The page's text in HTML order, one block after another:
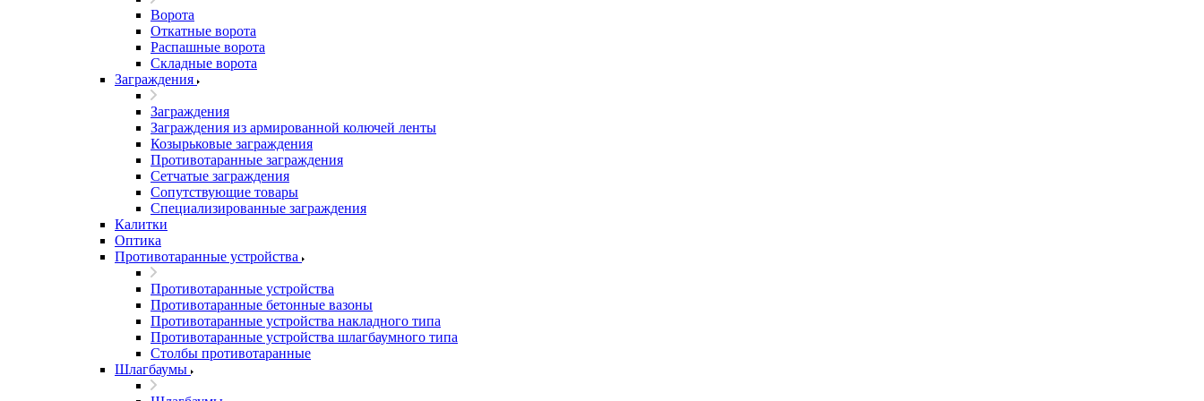
Ворота
Откатные ворота
Распашные ворота
Складные ворота
Заграждения
Заграждения
Заграждения из армированной колючей ленты
Козырьковые заграждения
Противотаранные заграждения
Сетчатые заграждения
Сопутствующие товары
Специализированные заграждения
Калитки
Оптика
Противотаранные устройства
Противотаранные устройства
Противотаранные бетонные вазоны
Противотаранные устройства накладного типа
Противотаранные устройства шлагбаумного типа
Столбы противотаранные
Шлагбаумы